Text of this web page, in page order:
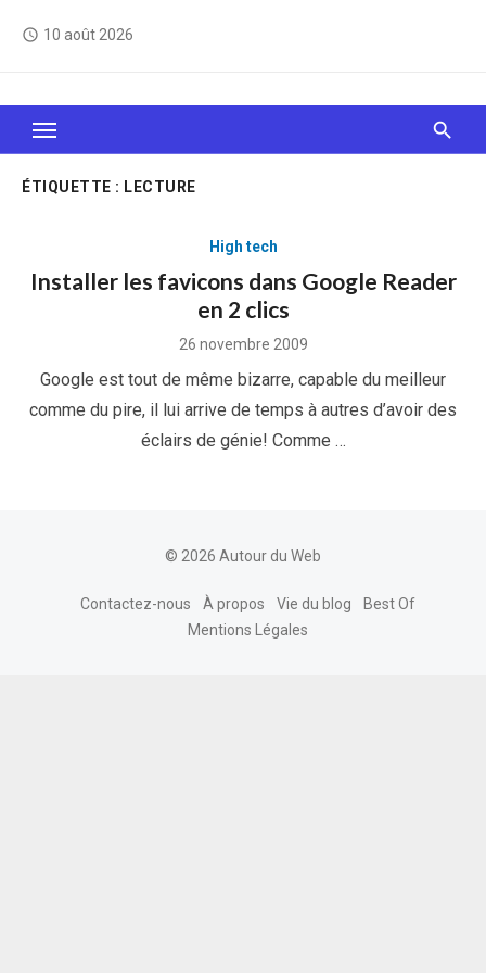
access_time 10 août 2026
Le Web, c'est comme une boîte de chocolats… On
sait jamais sur quoi on va tomber !
ÉTIQUETTE : LECTURE
High tech
Installer les favicons dans Google Reader
en 2 clics
Posted
26 novembre 2009
Google est tout de même bizarre, capable du meilleur
comme du pire, il lui arrive de temps à autres d’avoir des
éclairs de génie! Comme …
© 2026 Autour du Web
Contactez-nous À propos Vie du blog
Best Of
Mentions Légales